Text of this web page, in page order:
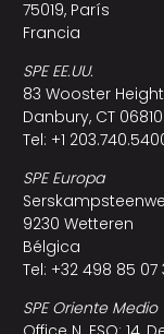
75019, París
Francia
SPE EE.UU.
83 Wooster
Danbury, CT 06810
Tel: +1
SPE Europa
9230 Wetteren
Bélgica
Tel: +32 498 85 07
SPE Oriente Medio